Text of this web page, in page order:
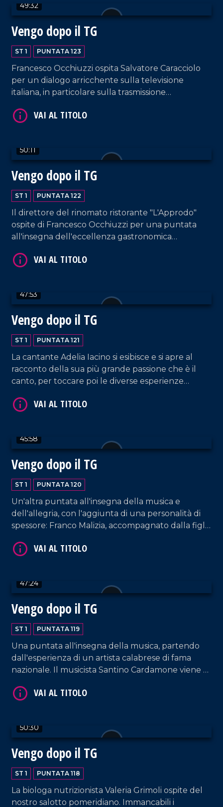
49:32
Vengo dopo il TG
ST 1 PUNTATA 123
Francesco Occhiuzzi ospita Salvatore Caracciolo
per un dialogo arricchente sulla televisione
italiana, in particolare sulla trasmissione
anche dall'intervento di Antonella Grippo.
50:11
Vengo dopo il TG
ST 1 PUNTATA 122
Il direttore del rinomato ristorante "L'Approdo"
ospite di Francesco Occhiuzzi per una puntata
all'insegna dell'eccellenza gastronomica
EL Dan e di Letizia Pagano, questa volta
47:53
Vengo dopo il TG
ST 1 PUNTATA 121
La cantante Adelia Iacino si esibisce e si apre al
racconto della sua più grande passione che è il
canto, per toccare poi le diverse esperienze
spaziano dalla conduzione tv e radiofonica, al
45:58
Vengo dopo il TG
ST 1 PUNTATA 120
Un'altra puntata all'insegna della musica e
dell'allegria, con l'aggiunta di una personalità di
spessore: Franco Malizia, accompagnato dalla figlia
campo dell'imprenditoria calabrese.
47:24
Vengo dopo il TG
ST 1 PUNTATA 119
Una puntata all'insegna della musica, partendo
dall'esperienza di un artista calabrese di fama
nazionale. Il musicista Santino Cardamone viene a
accompagnato da sua moglie, Eleonora Anania,
50:30
Vengo dopo il TG
ST 1 PUNTATA 118
La biologa nutrizionista Valeria Grimoli ospite del
nostro salotto pomeridiano. Immancabili i
VAI AL TITOLO
VAI AL TITOLO
VAI AL TITOLO
VAI AL TITOLO
VAI AL TITOLO
VAI AL TITOLO